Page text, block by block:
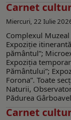
Carnet
Miercuri, 22 Iulie
Complexul
Expoziție
pământul”;
Expoziția
Pământului”;
Forona”. Toate
Naturii,
Pădurea
Carnet